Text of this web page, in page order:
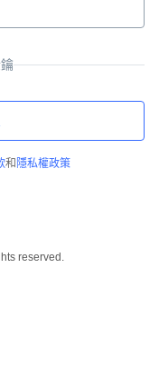
和 隱私權政策
reserved.